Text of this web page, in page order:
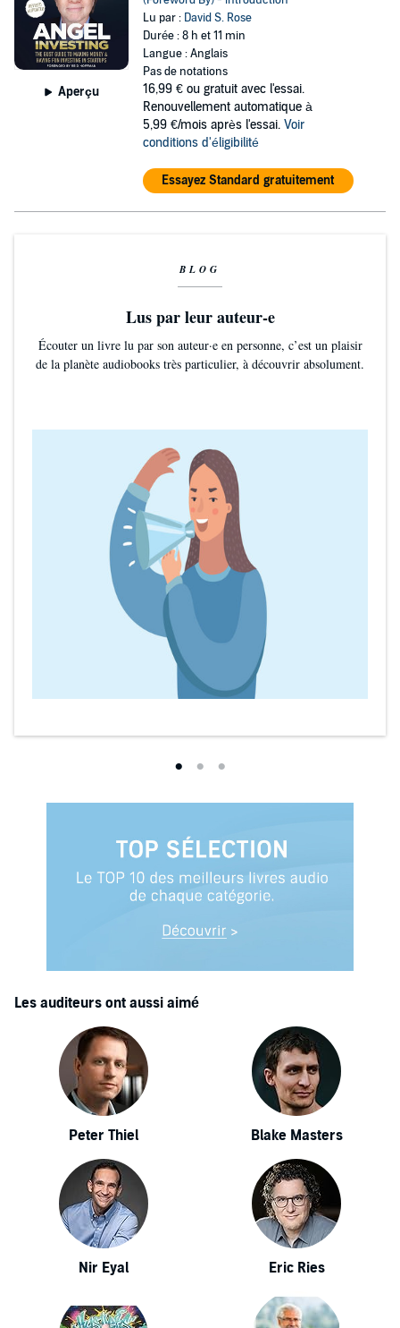
Aperçu
Lu par : David S. Rose
Durée : 8 h et 11 min
Langue : Anglais
Pas de notations
16,99 € ou gratuit avec l'essai.
Renouvellement automatique à
5,99 €/mois après l'essai. Voir
conditions d'éligibilité
Essayez Standard gratuitement
BLOG
Lus par leur auteur-e
Écouter un livre lu par son auteur·e en personne, c’est un plaisir
de la planète audiobooks très particulier, à découvrir absolument.
Les auditeurs ont aussi aimé
Peter Thiel Blake Masters
Nir Eyal Eric Ries